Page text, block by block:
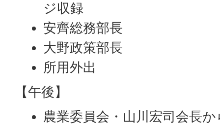
ジ収録
安齊総務部長
大野政策部長
所用外出
【午後】
農業委員会・山川宏司会長